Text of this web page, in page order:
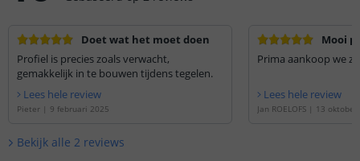
Doet wat het moet doen
Profiel is precies zoals verwacht,
gemakkelijk in te bouwen tijdens tegelen.
Lees hele review
Pieter | 9 februari 2025
Mooi
Prima aankoop we
Lees hele review
Jan ROELOFS| 13 oktober
Bekijk alle 2 reviews